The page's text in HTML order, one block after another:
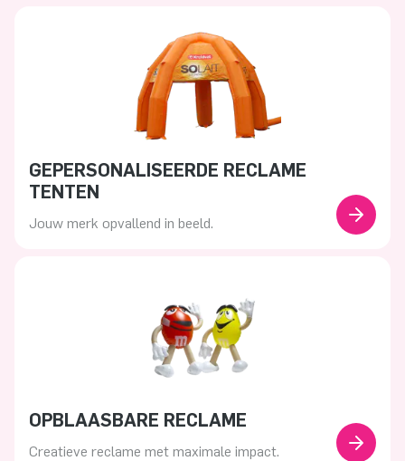
GEPERSONALISEERDE RECLAME
TENTEN
Jouw merk opvallend in beeld.
OPBLAASBARE RECLAME
Creatieve reclame met maximale impact.